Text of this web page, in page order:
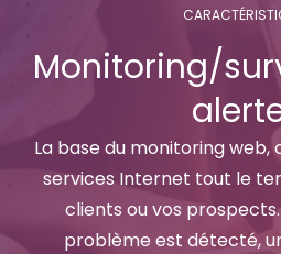
de
services
internet-
Uptime
is
money
Monitoring/
La base du monitoring web,
services Internet tout le
clients ou vos
problème est détecté,